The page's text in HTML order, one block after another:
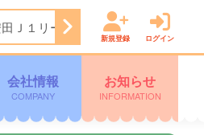
Ｊ１リーグ開幕戦 横浜Ｆ・マリ
新規登録 ログイン
会社情報
COMPANY
お知らせ
INFORMATION